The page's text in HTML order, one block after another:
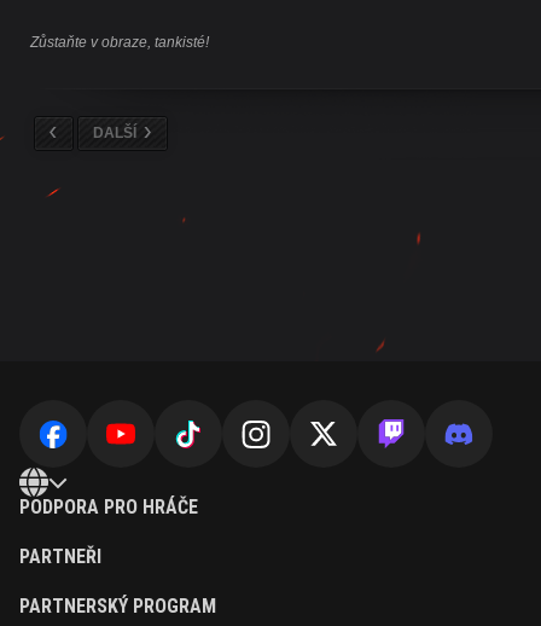
Zůstaňte v obraze, tankisté!
DALŠÍ
PODPORA PRO HRÁČE
PARTNEŘI
PARTNERSKÝ PROGRAM